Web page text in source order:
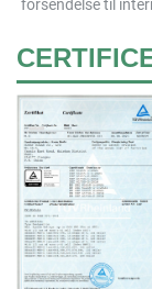
forsendelse til